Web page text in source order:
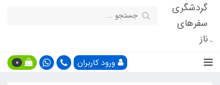
گردشگری
سفرهای
ناز
ورود کاربران 0